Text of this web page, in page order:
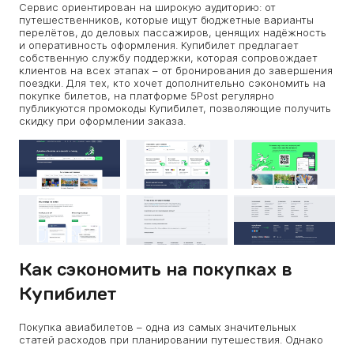
Сервис ориентирован на широкую аудиторию: от
путешественников, которые ищут бюджетные варианты
перелётов, до деловых пассажиров, ценящих надёжность
и оперативность оформления. Купибилет предлагает
собственную службу поддержки, которая сопровождает
клиентов на всех этапах – от бронирования до завершения
поездки. Для тех, кто хочет дополнительно сэкономить на
покупке билетов, на платформе 5Post регулярно
публикуются промокоды Купибилет, позволяющие получить
скидку при оформлении заказа.
Как сэкономить на покупках в
Купибилет
Покупка авиабилетов – одна из самых значительных
статей расходов при планировании путешествия. Однако